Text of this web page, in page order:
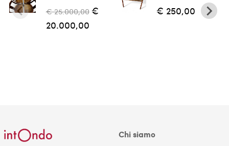
€ 25.000,00 €
20.000,00
€ 250,00
Chi siamo